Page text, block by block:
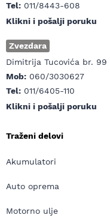
Tel: 011/8443-608
Klikni i pošalji poruku
Zvezdara
Dimitrija Tucovića br. 99
Mob: 060/3030627
Tel: 011/6405-110
Klikni i pošalji poruku
Traženi delovi
Akumulatori
Auto oprema
Motorno ulje